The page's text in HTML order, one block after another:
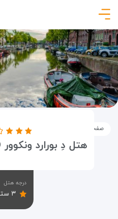
صفحه نخست اقامتگاه ها
هتل دِ بورارد ونکوور THE BURRARD
درجه هتل